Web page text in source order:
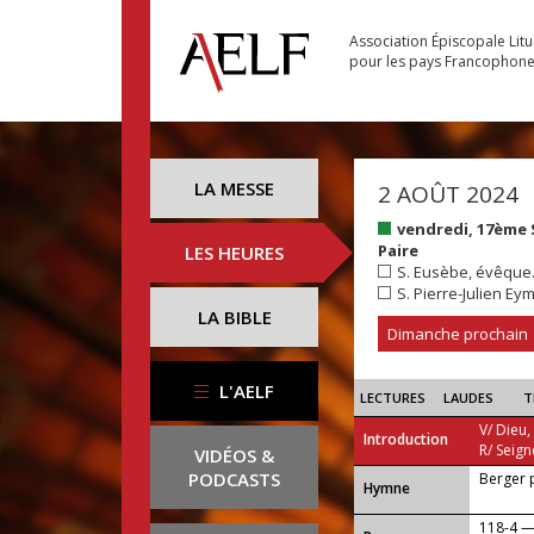
Association Épiscopale
pour les pays
LA MESSE
LES HEURES
LA BIBLE
L'AELF
VIDÉOS &
PODCASTS
2 AOÛT 2024
vendredi,
Paire
S. Eusèbe,
S. Pierre-Julien
Dimanche prochain
LECTURES LAUDES
Introduction
V/
R/
...
Hymne Berger
118-4